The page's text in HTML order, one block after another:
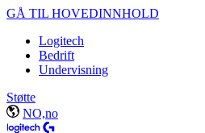
GÅ TIL HOVEDINNHOLD
Logitech
Bedrift
Undervisning
Støtte
NO,no